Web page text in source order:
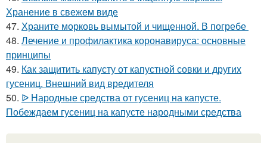
Хранение в свежем виде
47. Храните морковь вымытой и чищенной. В погребе
48. Лечение и профилактика коронавируса: основные
принципы
49. Как защитить капусту от капустной совки и других
гусениц. Внешний вид вредителя
50. ᐉ Народные средства от гусениц на капусте.
Побеждаем гусениц на капусте народными средства